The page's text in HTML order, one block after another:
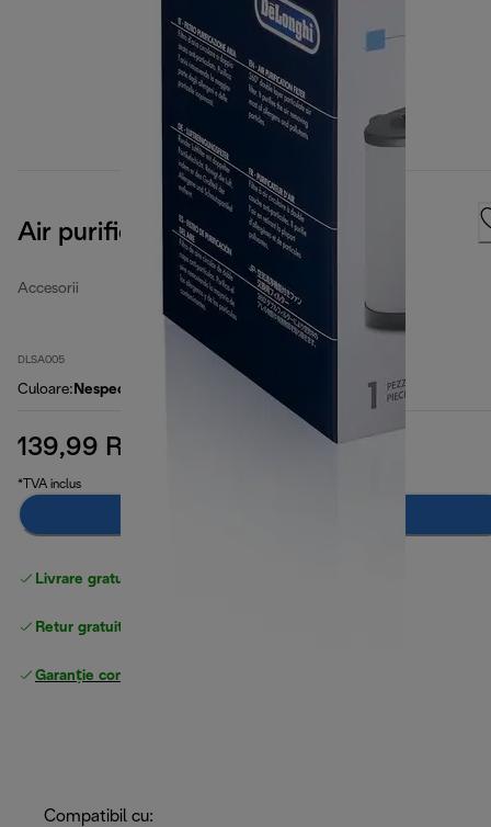
Air purification filter
Accesorii
DLSA005
Culoare: Nespecificat
139,99 RON preț inițial 149,99 RON
*TVA inclus
Livrare gratuită standard
Retur gratuit
Garanție completă
Compatibil cu: